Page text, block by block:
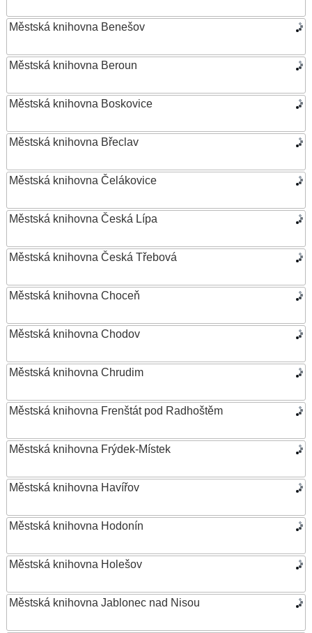
Městská knihovna Benešov
Městská knihovna Beroun
Městská knihovna Boskovice
Městská knihovna Břeclav
Městská knihovna Čelákovice
Městská knihovna Česká Lípa
Městská knihovna Česká Třebová
Městská knihovna Choceň
Městská knihovna Chodov
Městská knihovna Chrudim
Městská knihovna Frenštát pod Radhoštěm
Městská knihovna Frýdek-Místek
Městská knihovna Havířov
Městská knihovna Hodonín
Městská knihovna Holešov
Městská knihovna Jablonec nad Nisou